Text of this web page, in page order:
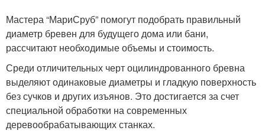
Мастера “МариСруб” помогут подобрать правильный
диаметр бревен для будущего дома или бани,
рассчитают необходимые объемы и стоимость.
Среди отличительных черт оцилиндрованного бревна
выделяют одинаковые диаметры и гладкую поверхность
без сучков и других изъянов. Это достигается за счет
специальной обработки на современных
деревообрабатывающих станках.